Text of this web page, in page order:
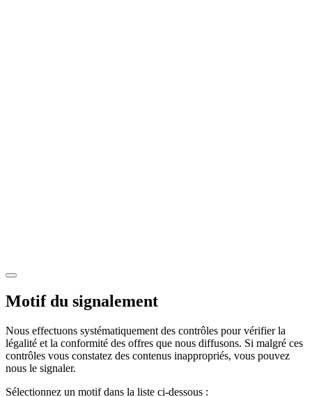
Motif du signalement
Nous effectuons systématiquement des contrôles pour vérifier la
légalité et la conformité des offres que nous diffusons. Si malgré ces
contrôles vous constatez des contenus inappropriés, vous pouvez
nous le signaler.
Sélectionnez un motif dans la liste ci-dessous :